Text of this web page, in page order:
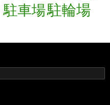
駐車場駐輪場